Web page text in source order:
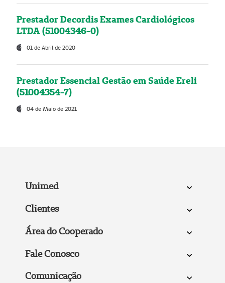
Prestador Decordis Exames Cardiológicos
LTDA (51004346-0)
01 de Abril de 2020
Prestador Essencial Gestão em Saúde Ereli
(51004354-7)
04 de Maio de 2021
Unimed
Clientes
Área do Cooperado
Fale Conosco
Comunicação